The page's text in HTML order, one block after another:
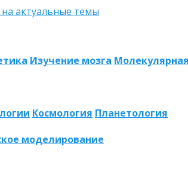
Изучение мозга
Космология Планетология
моделирование